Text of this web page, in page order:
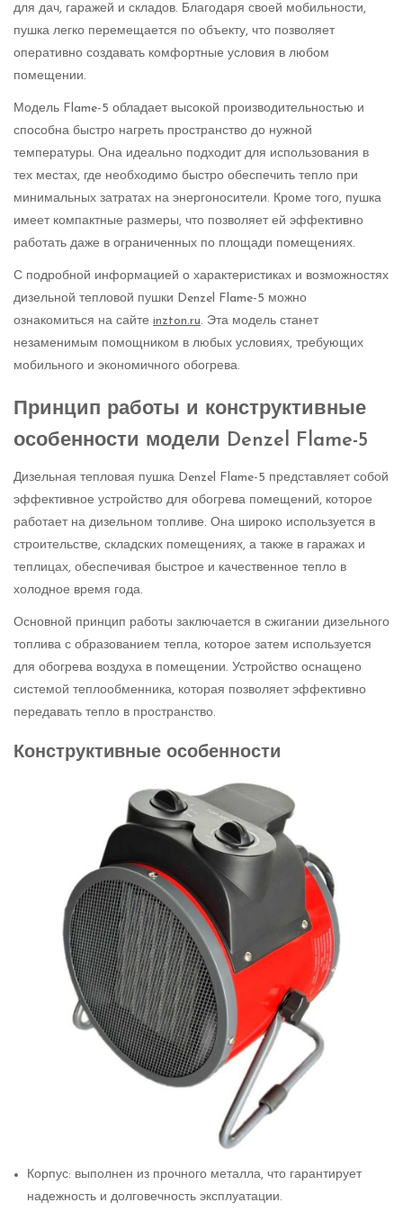
для дач, гаражей и складов. Благодаря своей мобильности,
пушка легко перемещается по объекту, что позволяет
оперативно создавать комфортные условия в любом
помещении.
Модель Flame-5 обладает высокой производительностью и
способна быстро нагреть пространство до нужной
температуры. Она идеально подходит для использования в
тех местах, где необходимо быстро обеспечить тепло при
минимальных затратах на энергоносители. Кроме того, пушка
имеет компактные размеры, что позволяет ей эффективно
работать даже в ограниченных по площади помещениях.
С подробной информацией о характеристиках и возможностях
дизельной тепловой пушки Denzel Flame-5 можно
ознакомиться на сайте inzton.ru. Эта модель станет
незаменимым помощником в любых условиях, требующих
мобильного и экономичного обогрева.
Принцип работы и конструктивные
особенности модели Denzel Flame-5
Дизельная тепловая пушка Denzel Flame-5 представляет собой
эффективное устройство для обогрева помещений, которое
работает на дизельном топливе. Она широко используется в
строительстве, складских помещениях, а также в гаражах и
теплицах, обеспечивая быстрое и качественное тепло в
холодное время года.
Основной принцип работы заключается в сжигании дизельного
топлива с образованием тепла, которое затем используется
для обогрева воздуха в помещении. Устройство оснащено
системой теплообменника, которая позволяет эффективно
передавать тепло в пространство.
Конструктивные особенности
Корпус: выполнен из прочного металла, что гарантирует
надежность и долговечность эксплуатации.